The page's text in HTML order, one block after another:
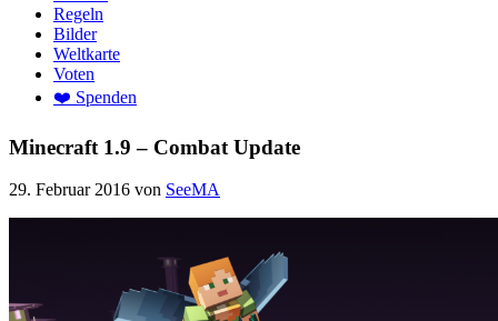
Regeln
Bilder
Weltkarte
Voten
❤️ Spenden
Minecraft 1.9 – Combat Update
29. Februar 2016 von SeeMA